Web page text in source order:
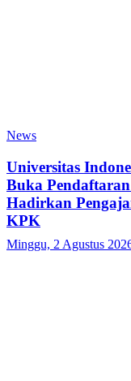
News
Universitas
Buka
Hadirkan
KPK
Minggu, 2 Agustus